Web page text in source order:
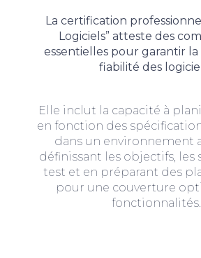
La certification
Logiciels” atteste des
essentielles pour garantir
fiabilité des
Elle inclut la capacité à
en fonction des
dans un environnement
définissant les objectifs, les
test et en préparant des
pour une couverture
fonctionnalités.